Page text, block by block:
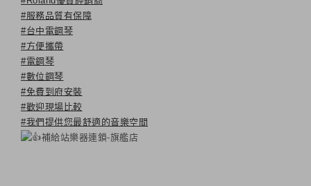
#服務品質有保障
#台中電鋼琴
#方便攜帶
#電鋼琴
#數位鋼琴
#免費到府安裝
#歡迎現場比較
#我們提供您最舒適的音樂空間
補給站樂器連鎖-旗艦店